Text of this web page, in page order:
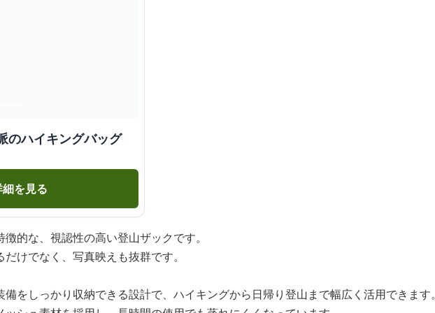
のハイキングバッグ
を見る
的な、視認性の高い登山ザックです。
けでなく、写真映えも抜群です。
をしっかり収納できる設計で、ハイキングから日帰り登山まで幅広く活用できます。